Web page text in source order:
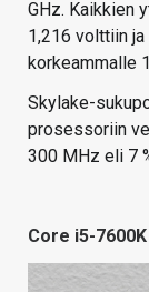
GHz. Kaikkien
1,216 volttiin
korkeammalle
Skylake-
prosessoriin
300 MHz eli 7
Core i5-7600K